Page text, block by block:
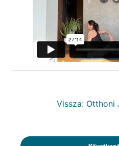
Vissza: Otthoni